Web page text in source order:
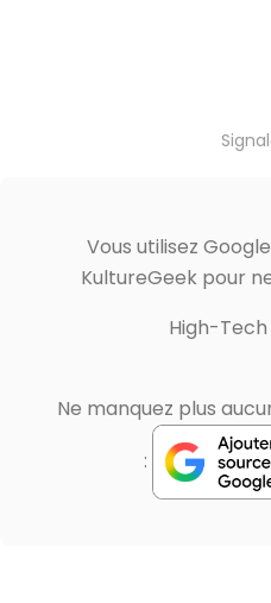
Vous utilisez
KultureGeek pour
High-Tech
Ne manquez plus
: